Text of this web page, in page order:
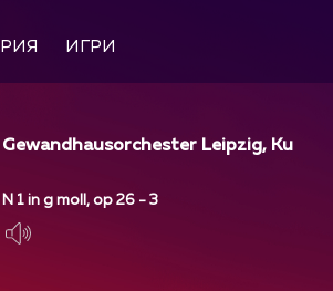
ИГРИ
Gewandhausorchester Leipzig, Ku
1 in g moll, op 26 - 3